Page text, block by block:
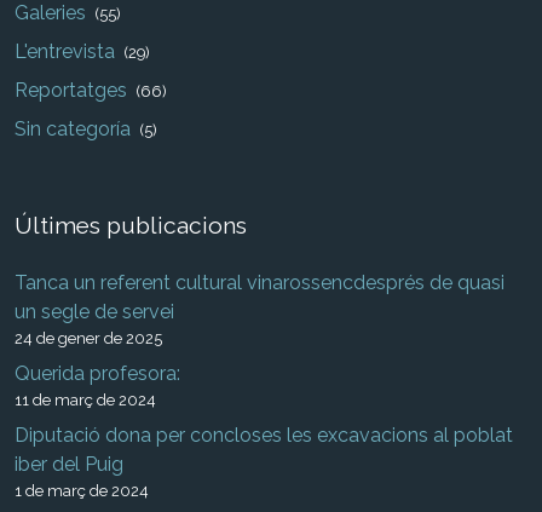
Galeries (55)
L'entrevista (29)
Reportatges (66)
Sin categoría (5)
Últimes publicacions
Tanca un referent cultural vinarossencdesprés de quasi
un segle de servei
24 de gener de 2025
Querida profesora:
11 de març de 2024
Diputació dona per concloses les excavacions al poblat
iber del Puig
1 de març de 2024